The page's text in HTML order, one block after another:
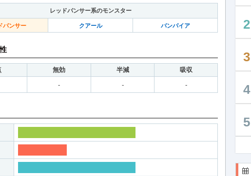
レッドパンサー系のモンスター
パンサー クアール バンパイア
無効 半減 吸収
- - -
2
3
4
5